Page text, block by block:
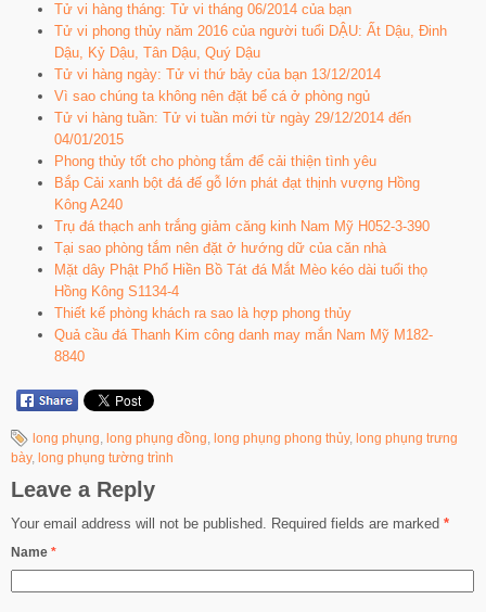
Tử vi hàng tháng: Tử vi tháng 06/2014 của bạn
Tử vi phong thủy năm 2016 của người tuổi DẬU: Ất Dậu, Đinh
Dậu, Kỷ Dậu, Tân Dậu, Quý Dậu
Tử vi hàng ngày: Tử vi thứ bảy của bạn 13/12/2014
Vì sao chúng ta không nên đặt bể cá ở phòng ngủ
Tử vi hàng tuần: Tử vi tuần mới từ ngày 29/12/2014 đến
04/01/2015
Phong thủy tốt cho phòng tắm để cải thiện tình yêu
Bắp Cải xanh bột đá đế gỗ lớn phát đạt thịnh vượng Hồng
Kông A240
Trụ đá thạch anh trắng giảm căng kinh Nam Mỹ H052-3-390
Tại sao phòng tắm nên đặt ở hướng dữ của căn nhà
Mặt dây Phật Phổ Hiền Bồ Tát đá Mắt Mèo kéo dài tuổi thọ
Hồng Kông S1134-4
Thiết kế phòng khách ra sao là hợp phong thủy
Quả cầu đá Thanh Kim công danh may mắn Nam Mỹ M182-
8840
long phụng long phụng đồng long phụng phong thủy, long phụng trưng
bày, long phụng tường trình
Leave a Reply
Your email address will not be published. Required fields are marked *
Name *